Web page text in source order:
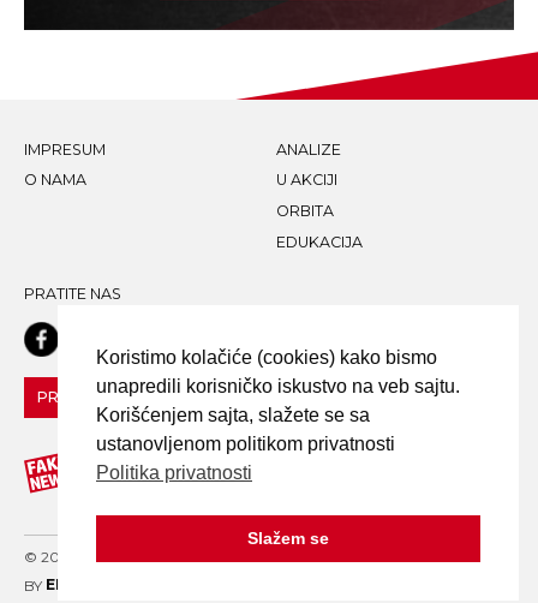
IMPRESUM
O NAMA
ANALIZE
U AKCIJI
ORBITA
EDUKACIJA
PRATITE NAS
PRIJAVI LAŽNU VEST!
© 2020 FAKE NEWS TRAGAČ - ALL RIGHTS RESERVED. DESIGN
BY ELDER
Koristimo kolačiće (cookies) kako bismo
unapredili korisničko iskustvo na veb sajtu.
Korišćenjem sajta, slažete se sa
ustanovljenom politikom privatnosti
Politika privatnosti
Slažem se